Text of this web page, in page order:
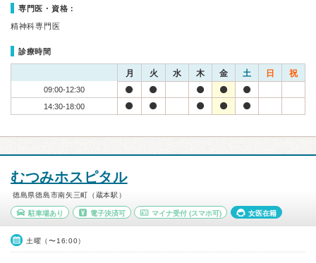
専門医・資格：
精神科専門医
診療時間
月 火 水 木 金 土 日 祝
09:00-12:30
14:30-18:00
むつみホスピタル
徳島県徳島市南矢三町（蔵本駅）
駐車場あり 電子決済可 マイナ受付 (スマホ可) 女医在籍
土曜（〜16:00）